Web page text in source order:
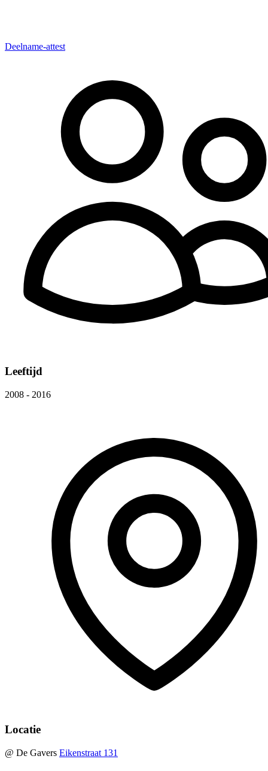
Deelname-attest
Leeftijd
2008 - 2016
Locatie
@ De Gavers Eikenstraat 131